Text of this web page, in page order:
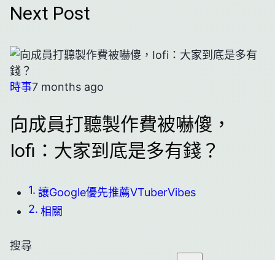
Next Post
時事7 months ago
向成員打聽製作費被嚇傻，
Iofi：大家到底是多有錢？
讓Google優先推薦VTuberVibes
相關
搜尋